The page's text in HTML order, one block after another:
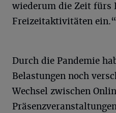
wiederum die Zeit fürs
Freizeitaktivitäten ein.“
Durch die Pandemie
Belastungen noch
Wechsel zwischen